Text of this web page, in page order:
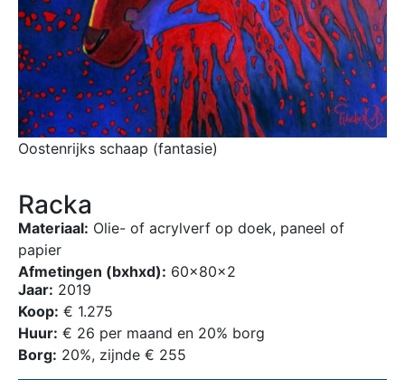
Oostenrijks schaap (fantasie)
Racka
Materiaal: Olie- of acrylverf op doek, paneel of
papier
Afmetingen (bxhxd): 60x80x2
Jaar: 2019
Koop: € 1.275
Huur: € 26 per maand en 20% borg
Borg: 20%, zijnde € 255